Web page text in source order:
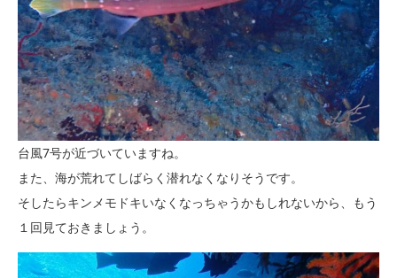
台風7号が近づいていますね。
また、海が荒れてしばらく潜れなくなりそうです。
そしたらキンメモドキいなくなっちゃうかもしれないから、もう
１回見ておきましょう。